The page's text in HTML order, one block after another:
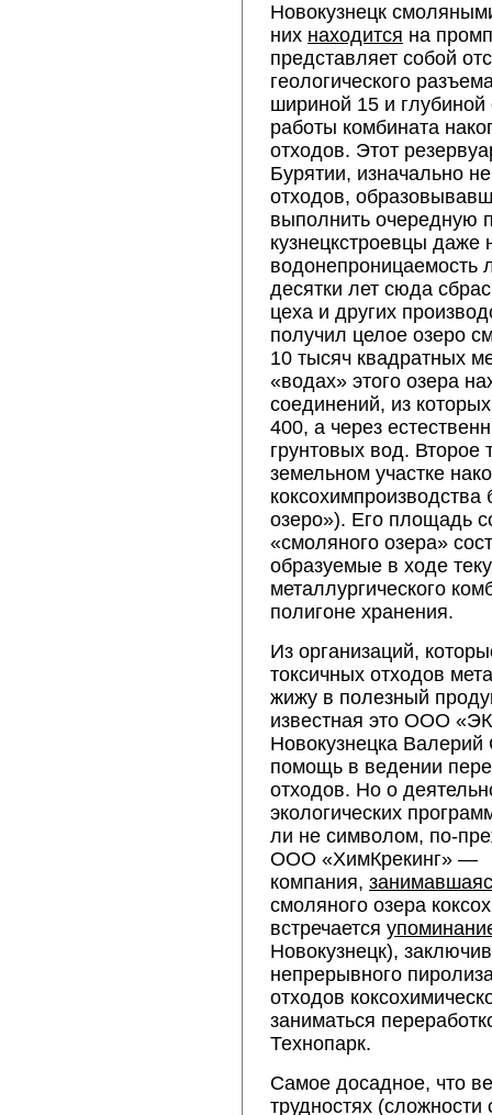
Новокузнецк
них находится на
представляет собой
геологического
шириной 15 и глубиной
работы комбината
отходов. Этот
Бурятии, изначально
отходов,
выполнить очередную
кузнецкстроевцы даже
водонепроницаемость
десятки лет сюда
цеха и других
получил целое озеро
10 тысяч квадратных
«водах» этого озера
соединений, из
400, а через
грунтовых вод. Второе
земельном участке
озеро»). Его площадь
«смоляного озера»
образуемые в ходе
металлургического
полигоне хранения.
Из организаций,
токсичных отходов
жижу в полезный
известная это ООО
Новокузнецка
помощь в ведении
отходов. Но о
экологических
ли не символом, по-
ООО «ХимКрекинг» —
компания,
смоляного озера
встречается
Новокузнецк),
непрерывного
отходов
заниматься
Технопарк.
Самое досадное, что
трудностях